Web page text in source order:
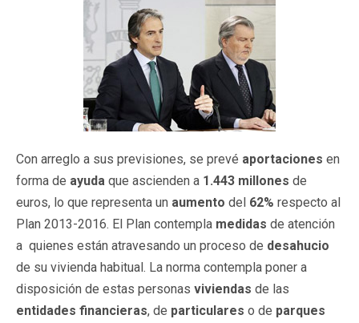
Con arreglo a sus previsiones, se prevé aportaciones en
forma de ayuda que ascienden a 1.443 millones de
euros, lo que representa un aumento del 62% respecto al
Plan 2013-2016. El Plan contempla medidas de atención
a quienes están atravesando un proceso de desahucio
de su vivienda habitual. La norma contempla poner a
disposición de estas personas viviendas de las
entidades financieras, de particulares o de parques